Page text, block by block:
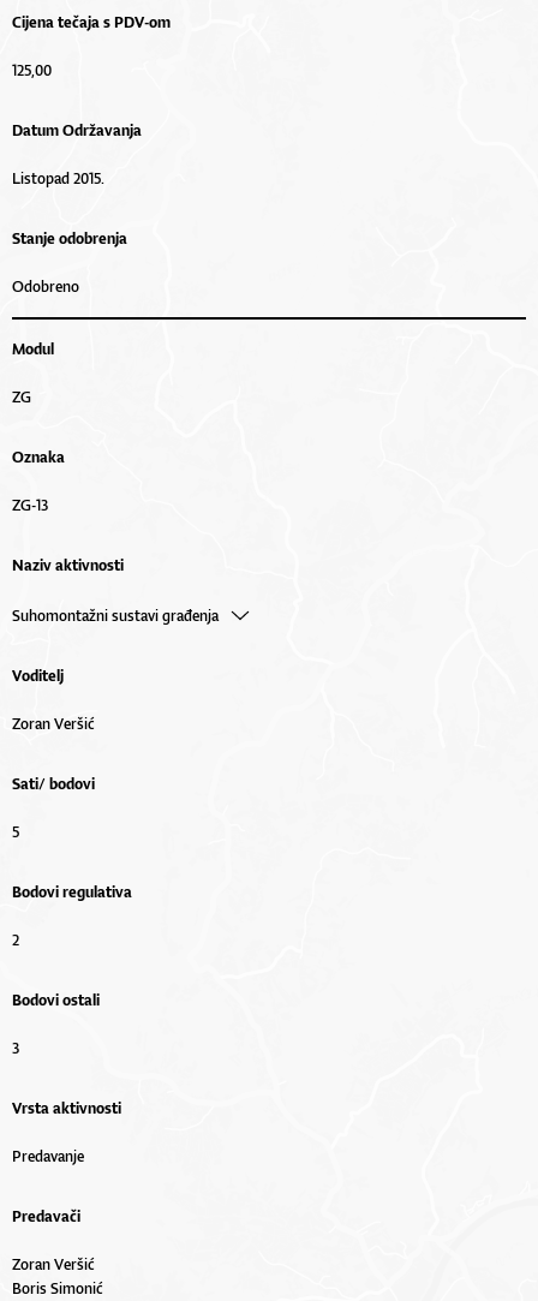
Cijena tečaja s PDV-om
125,00
Datum Održavanja
Listopad 2015.
Stanje odobrenja
Odobreno
Modul
ZG
Oznaka
ZG-13
Naziv aktivnosti
Suhomontažni sustavi građenja
Voditelj
Zoran Veršić
Sati/ bodovi
5
Bodovi regulativa
2
Bodovi ostali
3
Vrsta aktivnosti
Predavanje
Predavači
Zoran Veršić
Boris Simonić